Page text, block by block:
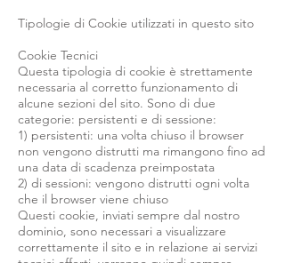
Tipologie di Cookie utilizzati in questo sito
Cookie Tecnici
Questa tipologia di cookie è strettamente
necessaria al corretto funzionamento di
alcune sezioni del sito. Sono di due
categorie: persistenti e di sessione:
1) persistenti: una volta chiuso il browser
non vengono distrutti ma rimangono fino ad
una data di scadenza preimpostata
2) di sessioni: vengono distrutti ogni volta
che il browser viene chiuso
Questi cookie, inviati sempre dal nostro
dominio, sono necessari a visualizzare
correttamente il sito e in relazione ai servizi